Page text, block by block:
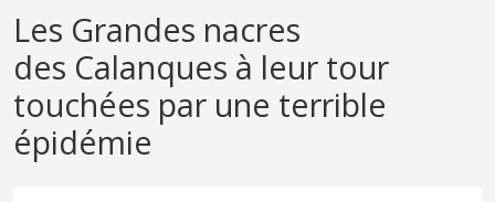
Les Grandes nacres
des Calanques à leur tour
touchées par une terrible
épidémie